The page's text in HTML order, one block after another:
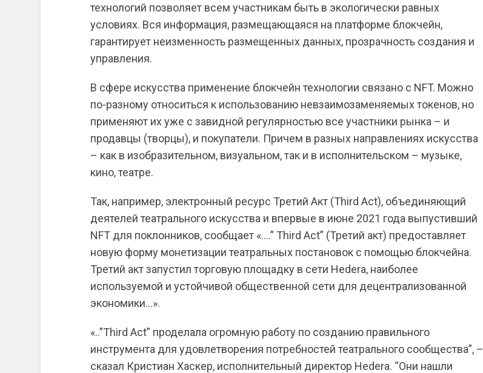
технологий позволяет всем участникам быть в экологически равных
условиях. Вся информация, размещающаяся на платформе блокчейн,
гарантирует неизменность размещенных данных, прозрачность создания и
управления.
В сфере искусства применение блокчейн технологии связано с NFT. Можно
по-разному относиться к использованию невзаимозаменяемых токенов, но
применяют их уже с завидной регулярностью все участники рынка – и
продавцы (творцы), и покупатели. Причем в разных направлениях искусства
– как в изобразительном, визуальном, так и в исполнительском – музыке,
кино, театре.
Так, например, электронный ресурс Третий Акт (Third Act), объединяющий
деятелей театрального искусства и впервые в июне 2021 года выпустивший
NFT для поклонников, сообщает «….” Third Act” (Третий акт) предоставляет
новую форму монетизации театральных постановок с помощью блокчейна.
Третий акт запустил торговую площадку в сети Hedera, наиболее
используемой и устойчивой общественной сети для децентрализованной
экономики…».
«..”Third Act” проделала огромную работу по созданию правильного
инструмента для удовлетворения потребностей театрального сообщества”, –
сказал Кристиан Хаскер, исполнительный директор Hedera. “Они нашли